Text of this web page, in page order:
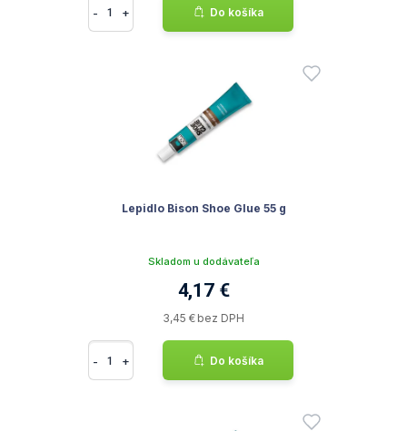
- + Do košíka
Lepidlo Bison Shoe Glue 55 g
Skladom u dodávateľa
4,17 €
3,45 € bez DPH
- + Do košíka